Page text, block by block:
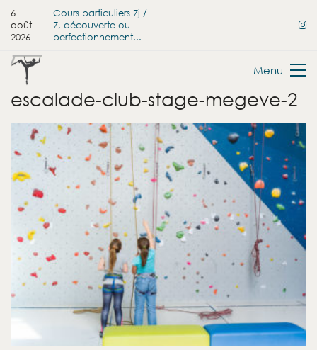
6
août
2026
Cours particuliers 7j /
7, découverte ou
perfectionnement...
Menu
escalade-club-stage-megeve-2